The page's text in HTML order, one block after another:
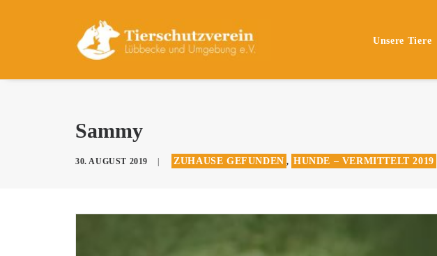
Unsere Tiere
Sammy
30. AUGUST 2019 ZUHAUSE GEFUNDEN , HUNDE – VERMITTELT 2019